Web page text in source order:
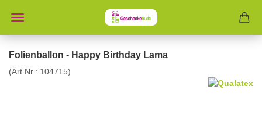
Folienballon - Happy Birthday Lama
(Art.Nr.: 104715)